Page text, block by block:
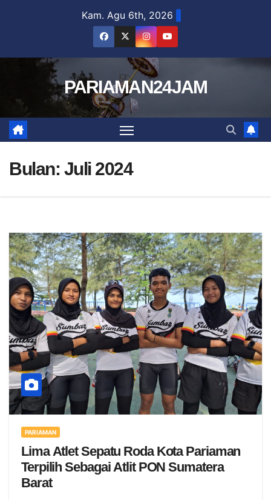
Kam. Agu 6th, 2026
PARIAMAN24JAM
Bulan: Juli 2024
PARIAMAN
Lima Atlet Sepatu Roda Kota Pariaman
Terpilih Sebagai Atlit PON Sumatera
Barat